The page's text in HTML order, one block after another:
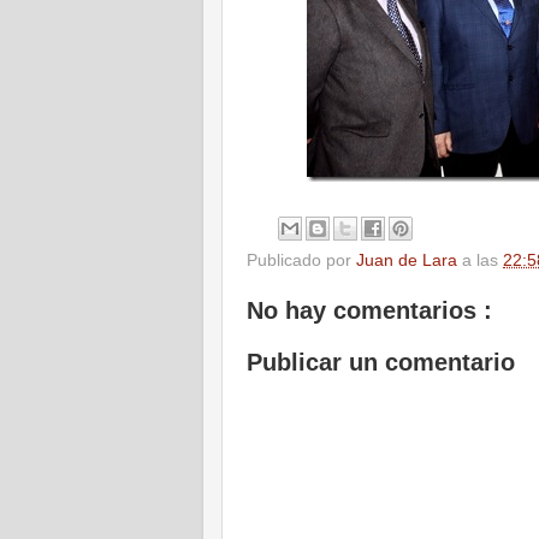
Publicado por Juan de Lara a las
No hay comentarios :
Publicar un comentario